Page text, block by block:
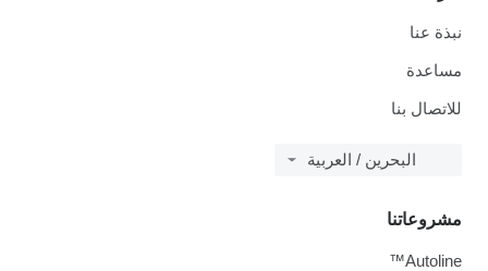
نبذة عنا
مساعدة
للاتصال بنا
البحرين / العربية
مشروعاتنا
Autoline™